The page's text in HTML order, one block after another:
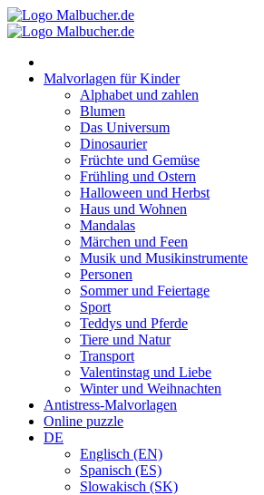
Zum
Inhalt
Malvorlagen für Kinder
Alphabet und zahlen
Blumen
Das Universum
Dinosaurier
Früchte und Gemüse
Frühling und Ostern
Halloween und Herbst
Haus und Wohnen
Mandalas
Märchen und Feen
Musik und Musikinstrumente
Personen
Sommer und Feiertage
Sport
Teddys und Pferde
Tiere und Natur
Transport
Valentinstag und Liebe
Winter und Weihnachten
Antistress-Malvorlagen
Online puzzle
DE
Englisch (EN)
Spanisch (ES)
Slowakisch (SK)